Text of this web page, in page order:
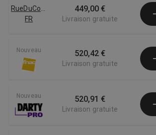
RueDuCommerce
FR
449,00 €
Livraison gratuite
Nouveau 520,42 €
Livraison gratuite
Nouveau 520,91 €
Livraison gratuite